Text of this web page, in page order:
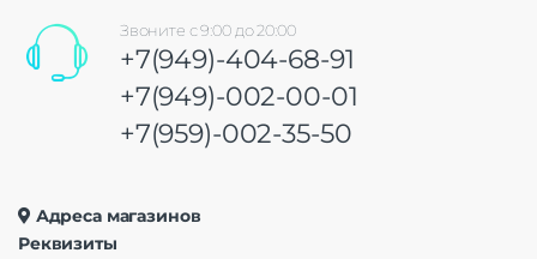
Звоните с 9:00 до 20:00
+7(949)-404-68-91
+7(949)-002-00-01
+7(959)-002-35-50
Адреса магазинов
Реквизиты